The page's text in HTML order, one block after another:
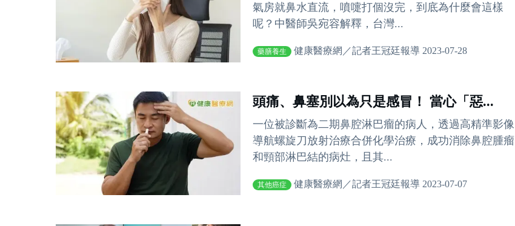
氣房就鼻水直流，噴嚏打個沒完，到底為什麼會這樣
呢？中醫師吳宛容解釋，台灣...
藥膳養生 健康醫療網／記者王冠廷報導 2023-07-28
頭痛、鼻塞別以為只是感冒！ 當心「惡...
一位被診斷為二期鼻腔淋巴瘤的病人，透過高精準影像
導航螺旋刀放射治療合併化學治療，成功消除鼻腔腫瘤
和頸部淋巴結的病灶，且其...
其他癌症 健康醫療網／記者王冠廷報導 2023-07-07